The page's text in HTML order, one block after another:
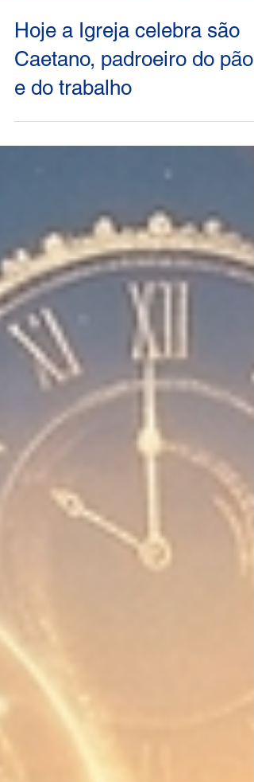
Hoje a Igreja celebra são
Caetano, padroeiro do pão
e do trabalho